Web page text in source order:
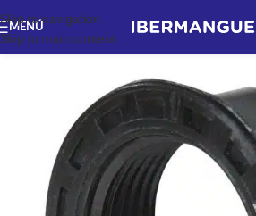
Skip to navigation
Skip to main content
MENÚ